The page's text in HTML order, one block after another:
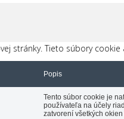
stránky. Tieto súbory
Popis
Tento súbor cookie je
používateľa na účely
zatvorení všetkých